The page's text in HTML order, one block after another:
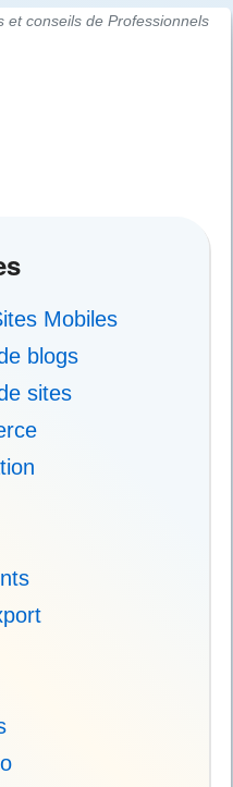
et conseils de Professionnels
Mobiles
blogs
sites